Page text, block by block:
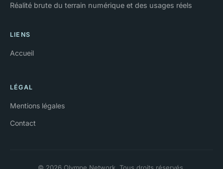
Réalité brute du terrain numérique et des usages réels
LIENS
Accueil
LÉGAL
Mentions légales
Contact
© 2026 Olympe Network. Tous droits réservés.